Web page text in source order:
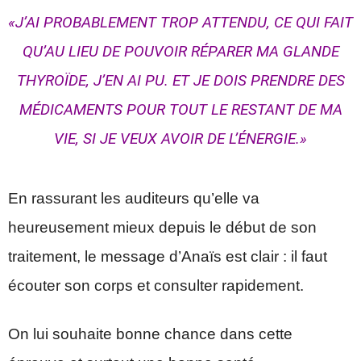
«J’AI PROBABLEMENT TROP ATTENDU, CE QUI FAIT
QU’AU LIEU DE POUVOIR RÉPARER MA GLANDE
THYROÏDE, J’EN AI PU. ET JE DOIS PRENDRE DES
MÉDICAMENTS POUR TOUT LE RESTANT DE MA
VIE, SI JE VEUX AVOIR DE L’ÉNERGIE.»
En rassurant les auditeurs qu’elle va
heureusement mieux depuis le début de son
traitement, le message d’Anaïs est clair : il faut
écouter son corps et consulter rapidement.
On lui souhaite bonne chance dans cette